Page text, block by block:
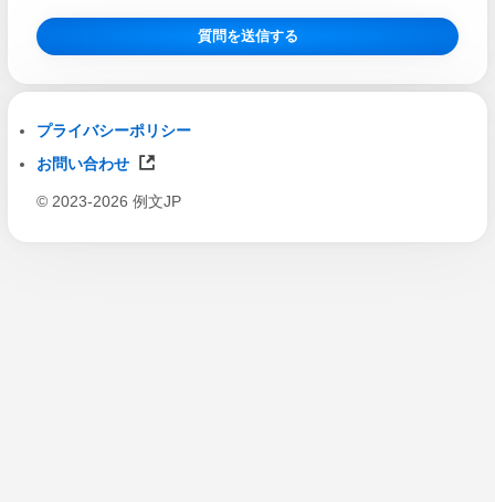
質問を送信する
プライバシーポリシー
お問い合わせ
© 2023-2026 例文JP